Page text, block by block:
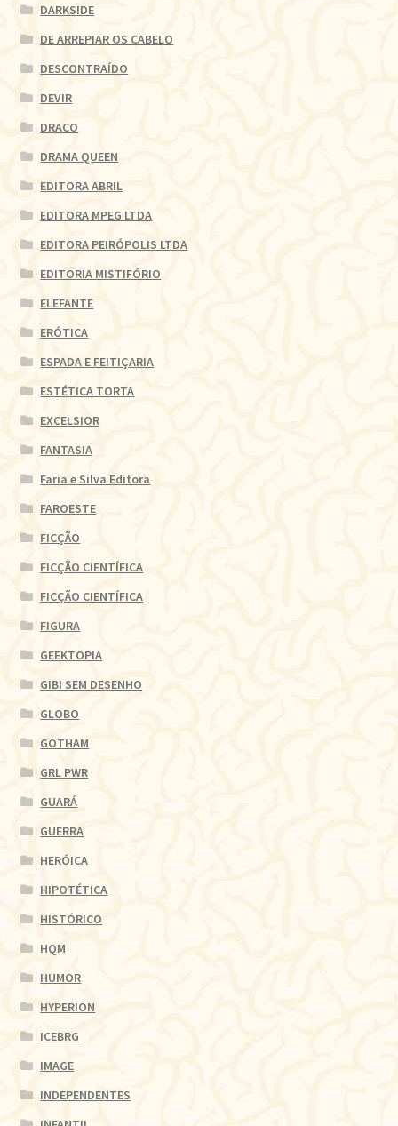
DARKSIDE
DE ARREPIAR OS CABELO
DESCONTRAÍDO
DEVIR
DRACO
DRAMA QUEEN
EDITORA ABRIL
EDITORA MPEG LTDA
EDITORA PEIRÓPOLIS LTDA
EDITORIA MISTIFÓRIO
ELEFANTE
ERÓTICA
ESPADA E FEITIÇARIA
ESTÉTICA TORTA
EXCELSIOR
FANTASIA
Faria e Silva Editora
FAROESTE
FICÇÃO
FICÇÃO CIENTÍFICA
FICÇÃO CIENTÍFICA
FIGURA
GEEKTOPIA
GIBI SEM DESENHO
GLOBO
GOTHAM
GRL PWR
GUARÁ
GUERRA
HERÓICA
HIPOTÉTICA
HISTÓRICO
HQM
HUMOR
HYPERION
ICEBRG
IMAGE
INDEPENDENTES